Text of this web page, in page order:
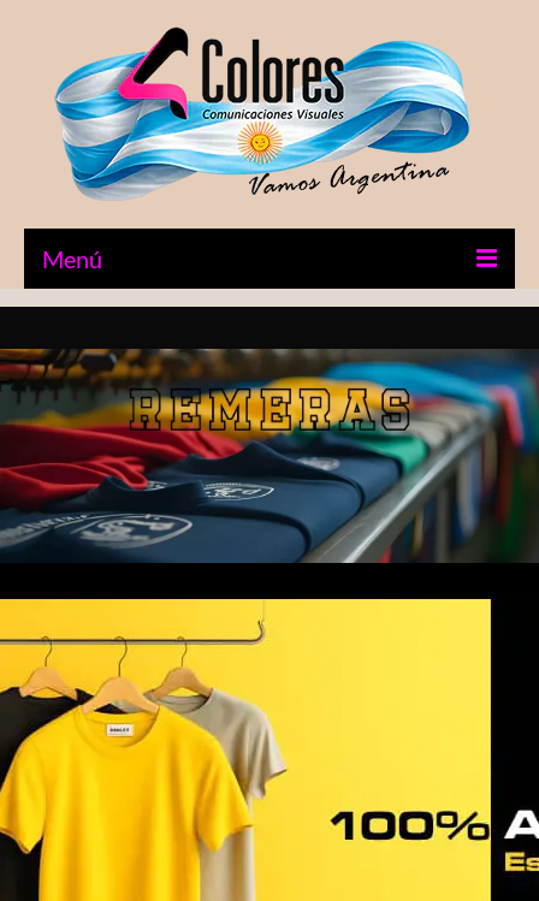
Menú
Diseño Gráfico
Impresiones
Stickers UV
Tienda
Tutoriales